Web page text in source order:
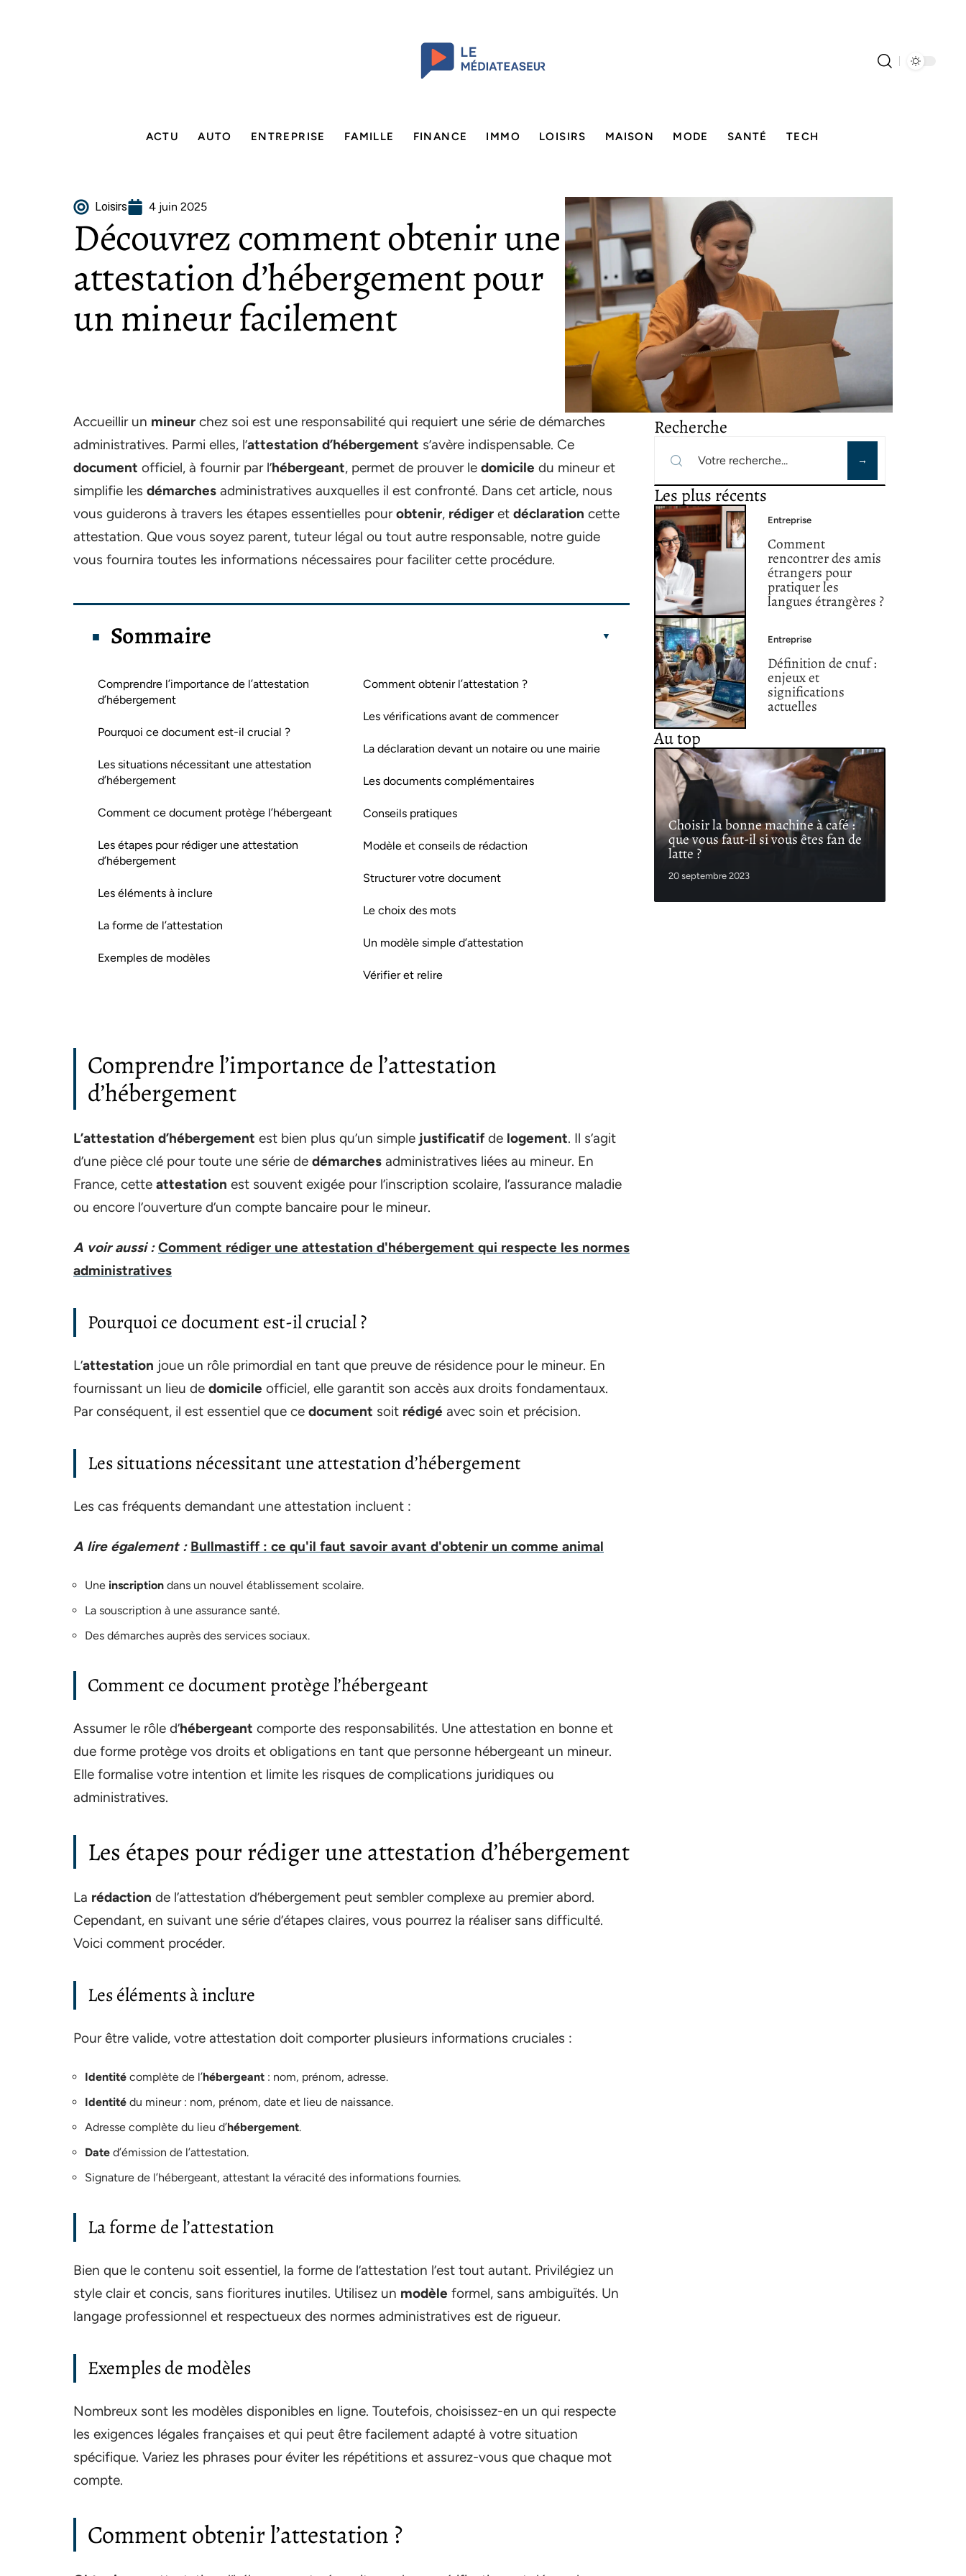
ACTU AUTO ENTREPRISE FAMILLE FINANCE IMMO LOISIRS MAISON MODE SANTÉ TECH
Loisirs 4 juin 2025
Découvrez comment obtenir une
attestation d’hébergement pour
un mineur facilement
Accueillir un mineur chez soi est une responsabilité qui requiert une série de démarches
administratives. Parmi elles, l’attestation d’hébergement s’avère indispensable. Ce
document officiel, à fournir par l’hébergeant, permet de prouver le domicile du mineur et
simplifie les démarches administratives auxquelles il est confronté. Dans cet article, nous
vous guiderons à travers les étapes essentielles pourobtenir, rédiger et déclaration cette
attestation. Que vous soyez parent, tuteur légal ou tout autre responsable, notre guide
vous fournira toutes les informations nécessaires pour faciliter cette procédure.
Sommaire
Comprendre l’importance de l’attestation
d’hébergement
Pourquoi ce document est-il crucial ?
Les situations nécessitant une attestation
d’hébergement
Comment ce document protège l’hébergeant
Les étapes pour rédiger une attestation
d’hébergement
Les éléments à inclure
La forme de l’attestation
Exemples de modèles
Comment obtenir l’attestation ?
Les vérifications avant de commencer
La déclaration devant un notaire ou une mairie
Les documents complémentaires
Conseils pratiques
Modèle et conseils de rédaction
Structurer votre document
Le choix des mots
Un modèle simple d’attestation
Vérifier et relire
Comprendre l’importance de l’attestation
d’hébergement
L’attestation d’hébergement est bien plus qu’un simple justificatifde logement. Il s’agit
d’une pièce clé pour toute une série de démarches administratives liées au mineur. En
France, cette attestation est souvent exigée pour l’inscription scolaire, l’assurance maladie
ou encore l’ouverture d’un compte bancaire pour le mineur.
A voir aussi : Comment rédiger une attestation d'hébergement qui respecte les normes
administratives
Pourquoi ce document est-il crucial ?
L’attestation joue un rôle primordial en tant que preuve de résidence pour le mineur. En
fournissant un lieu de domicile officiel, elle garantit son accès aux droits fondamentaux.
Par conséquent, il est essentiel que ce document soit rédigé avec soin et précision.
Les situations nécessitant une attestation d’hébergement
Les cas fréquents demandant une attestation incluent :
A lire également : Bullmastiff : ce qu'il faut savoir avant d'obtenir un comme animal
Une inscription dans un nouvel établissement scolaire.
La souscription à une assurance santé.
Des démarches auprès des services sociaux.
Comment ce document protège l’hébergeant
Assumer le rôle d’hébergeant comporte des responsabilités. Une attestation en bonne et
due forme protège vos droits et obligations en tant que personne hébergeant un mineur.
Elle formalise votre intention et limite les risques de complications juridiques ou
administratives.
Les étapes pour rédiger une attestation d’hébergement
La rédaction de l’attestation d’hébergement peut sembler complexe au premier abord.
Cependant, en suivant une série d’étapes claires, vous pourrez la réaliser sans difficulté.
Voici comment procéder.
Les éléments à inclure
Pour être valide, votre attestation doit comporter plusieurs informations cruciales :
Identité complète de l’hébergeant : nom, prénom, adresse.
Identité du mineur : nom, prénom, date et lieu de naissance.
Adresse complète du lieu d’hébergement.
Date d’émission de l’attestation.
Signature de l’hébergeant, attestant la véracité des informations fournies.
La forme de l’attestation
Bien que le contenu soit essentiel, la forme de l’attestation l’est tout autant. Privilégiez un
style clair et concis, sans fioritures inutiles. Utilisez un modèle formel, sans ambiguïtés. Un
langage professionnel et respectueux des normes administratives est de rigueur.
Exemples de modèles
Nombreux sont les modèles disponibles en ligne. Toutefois, choisissez-en un qui respecte
les exigences légales françaises et qui peut être facilement adapté à votre situation
spécifique. Variez les phrases pour éviter les répétitions et assurez-vous que chaque mot
compte.
Comment obtenir l’attestation ?
Recherche
Les plus récents
Entreprise
Comment
rencontrer des amis
étrangers pour
pratiquer les
langues étrangères ?
Entreprise
Définition de cnuf :
enjeux et
significations
actuelles
Au top
Choisir la bonne machine à café :
que vous faut-il si vous êtes fan de
latte ?
20 septembre 2023